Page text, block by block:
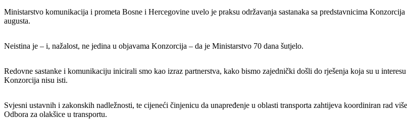
Ministarstvo komunikacija i prometa Bosne i Hercegovine uvelo je praksu održavanja sastanaka sa predstavnicima
augusta.
Neistina je – i, nažalost, ne jedina u objavama Konzorcija – da je Ministarstvo 70 dana šutjelo.
Redovne sastanke i komunikaciju inicirali smo kao izraz partnerstva, kako bismo zajednički došli do rješenja koja su u
Konzorcija nisu isti.
Svjesni ustavnih i zakonskih nadležnosti, te cijeneći činjenicu da unapređenje u oblasti transporta zahtijeva koordiniran rad
Odbora za olakšice u transportu.